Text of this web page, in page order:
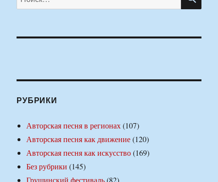
РУБРИКИ
Авторская песня в регионах(107)
Авторская песня как движение(120)
Авторская песня как искусство(169)
Без рубрики (145)
Грушинский фестиваль(82)